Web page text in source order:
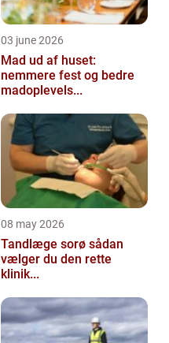
03 june 2026
Mad ud af huset:
nemmere fest og bedre
madoplevels...
08 may 2026
Tandlæge sorø sådan
vælger du den rette
klinik...